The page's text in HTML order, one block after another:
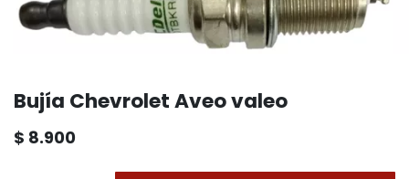
Bujía Chevrolet Aveo valeo
$ 8.900